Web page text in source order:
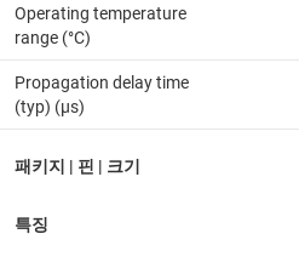
Operating temperature
range (°C)
Propagation delay time
(typ) (µs)